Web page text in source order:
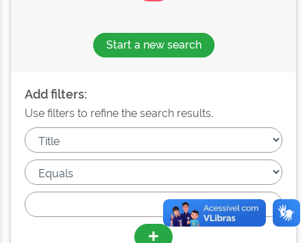
Start a new search
Add filters:
Use filters to refine the search results.